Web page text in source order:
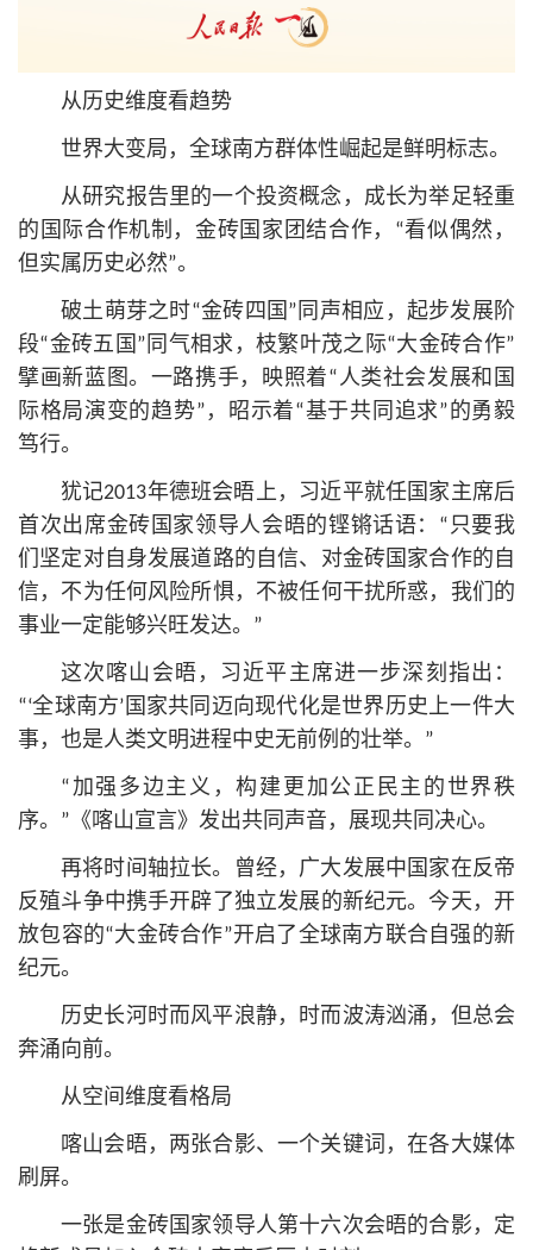
从历史维度看趋势
世界大变局，全球南方群体性崛起是鲜明标志。
从研究报告里的一个投资概念，成长为举足轻重
的国际合作机制，金砖国家团结合作，“看似偶然，
但实属历史必然”。
破土萌芽之时“金砖四国”同声相应，起步发展阶
段“金砖五国”同气相求，枝繁叶茂之际“大金砖合作”
擘画新蓝图。一路携手，映照着“人类社会发展和国
际格局演变的趋势”，昭示着“基于共同追求”的勇毅
笃行。
犹记2013年德班会晤上，习近平就任国家主席后
首次出席金砖国家领导人会晤的铿锵话语：“只要我
们坚定对自身发展道路的自信、对金砖国家合作的自
信，不为任何风险所惧，不被任何干扰所惑，我们的
事业一定能够兴旺发达。”
这次喀山会晤，习近平 主席进一步深刻指出：
“‘全球南方’国家共同迈向现代化是世界历史上一件大
事，也是人类文明进程中史无前例的壮举。”
“加强多边主义，构建更加公正民主的世界秩
序。”《喀山宣言》发出共同声音，展现共同决心。
再将时间轴拉长。曾经，广大发展中国家在反帝
反殖斗争中携手开辟了独立发展的新纪元。今天，开
放包容的“大金砖合作”开启了全球南方联合自强的新
纪元。
历史长河时而风平浪静，时而波涛汹涌，但总会
奔涌向前。
从空间维度看格局
喀山会晤，两张合影、一个关键词，在各大媒体
刷屏。
一张是金砖国家领导人第十六次会晤的合影，定